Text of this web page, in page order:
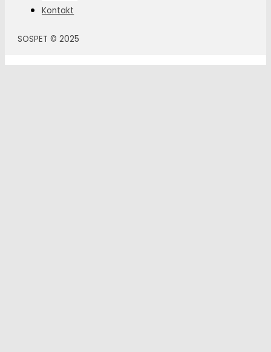
Kontakt
SOSPET © 2025